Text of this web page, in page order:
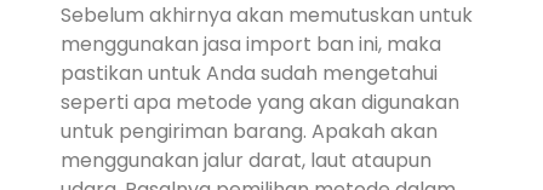
Sebelum akhirnya akan memutuskan untuk
menggunakan jasa import ban ini, maka
pastikan untuk Anda sudah mengetahui
seperti apa metode yang akan digunakan
untuk pengiriman barang. Apakah akan
menggunakan jalur darat, laut ataupun